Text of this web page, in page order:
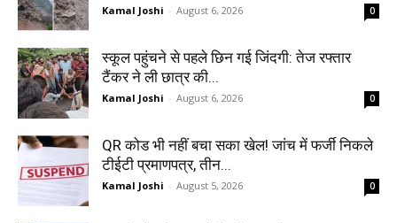
Kamal Joshi - August 6, 2026 0
स्कूल पहुंचने से पहले छिन गई जिंदगी: तेज रफ्तार
टैंकर ने ली छात्र की...
Kamal Joshi - August 6, 2026 0
QR कोड भी नहीं बचा सका खेल! जांच में फर्जी निकले
टीईटी प्रमाणपत्र, तीन...
Kamal Joshi - August 5, 2026 0